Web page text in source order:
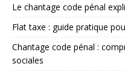
Le chantage code pénal
Flat taxe : guide pratique
Chantage code pénal :
sociales